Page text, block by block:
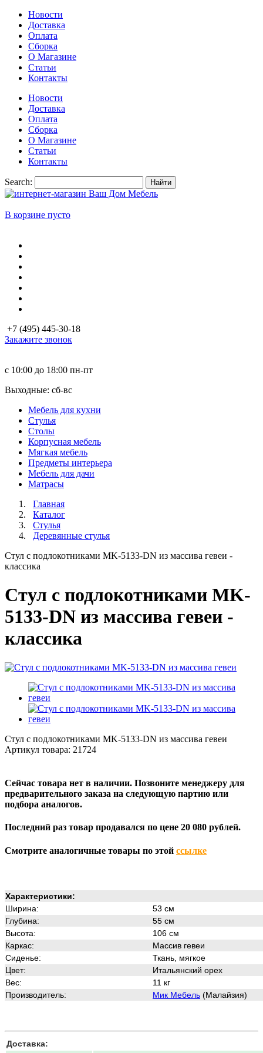
Новости
Доставка
Оплата
Сборка
О Магазине
Статьи
Контакты
Новости
Доставка
Оплата
Сборка
О Магазине
Статьи
Контакты
Search: Найти
В корзине пусто
+7 (495) 445-30-18
Закажите звонок
с 10:00 до 18:00 пн-пт
Выходные: сб-вc
Мебель для кухни
Стулья
Столы
Корпусная мебель
Мягкая мебель
Предметы интерьера
Мебель для дачи
Матраcы
Главная
Каталог
Стулья
Деревянные стулья
Стул с подлокотниками MK-5133-DN из массива гевеи -
классика
Стул с подлокотниками MK-
5133-DN из массива гевеи -
классика
Стул с подлокотниками MK-5133-DN из массива гевеи
Артикул товара: 21724
Сейчас товара нет в наличии. Позвоните менеджеру для
предварительного заказа на следующую партию или
подбора аналогов.
Последний раз товар продавался по цене 20 080 рублей.
Смотрите аналогичные товары по этой ссылке
Характеристики:
Ширина:
53 см
Глубина:
55 см
Высота:
106 см
Каркас:
Массив гевеи
Сиденье:
Ткань, мягкое
Цвет:
Итальянский орех
Вес:
11 кг
Производитель:
Мик Мебель (Малайзия)
Доставка: